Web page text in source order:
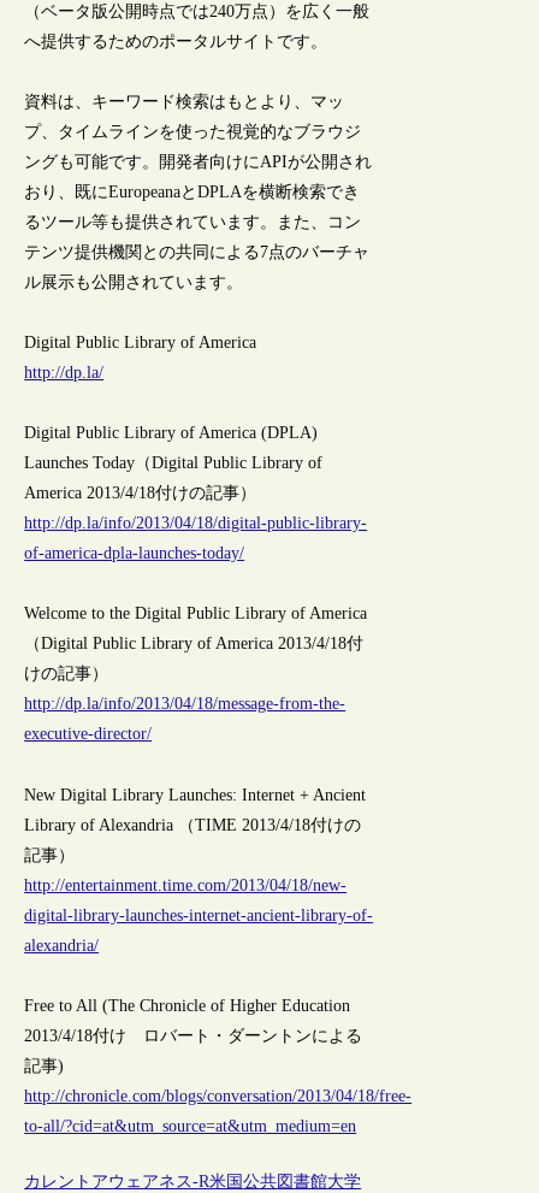
（ベータ版公開時点では240万点）を広く一般
へ提供するためのポータルサイトです。
資料は、キーワード検索はもとより、マッ
プ、タイムラインを使った視覚的なブラウジ
ングも可能です。開発者向けにAPIが公開され
おり、既にEuropeanaとDPLAを横断検索でき
るツール等も提供されています。また、コン
テンツ提供機関との共同による7点のバーチャ
ル展示も公開されています。
Digital Public Library of America
http://dp.la/
Digital Public Library of America (DPLA)
Launches Today（Digital Public Library of
America 2013/4/18付けの記事）
http://dp.la/info/2013/04/18/digital-public-library-
of-america-dpla-launches-today/
Welcome to the Digital Public Library of America
（Digital Public Library of America 2013/4/18付
けの記事）
http://dp.la/info/2013/04/18/message-from-the-
executive-director/
New Digital Library Launches: Internet + Ancient
Library of Alexandria （TIME 2013/4/18付けの
記事）
http://entertainment.time.com/2013/04/18/new-
digital-library-launches-internet-ancient-library-of-
alexandria/
Free to All (The Chronicle of Higher Education
2013/4/18付け ロバート・ダーントンによる
記事)
http://chronicle.com/blogs/conversation/2013/04/18/free-
to-all/?cid=at&utm_source=at&utm_medium=en
カレントアウェアネス-R米国公共図書館大学